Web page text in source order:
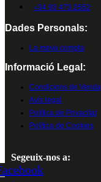
+34 93 473 2552
Dades Personals:
La meva compta
Informació Legal:
Condicions de Venda
Avís legal
Política de Privacitat
Política de Cookies
Segeuix-nos a: